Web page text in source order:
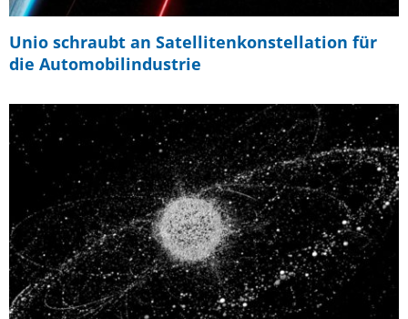
Unio schraubt an Satellitenkonstellation für
die Automobilindustrie